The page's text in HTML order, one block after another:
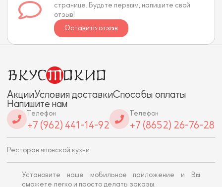
странице. Будьте первым, напишите свой
отзыв!
Оставить отзыв
АкцииУсловия доставкиСпособы оплаты
Напишите нам
Телефон
+7 (962) 441-14-92
Телефон
+7 (8652) 26-76-28
Ресторан японской кухни
Установите наше мобильное приложение и Вы
сможете легко и просто делать заказы.